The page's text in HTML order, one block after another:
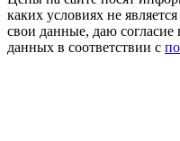
каких условиях не
свои данные, даю согласие
данных в соответствии с